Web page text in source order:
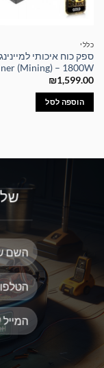
כללי
(Mining) – 1800W
₪1,599.00
הוספה לסל